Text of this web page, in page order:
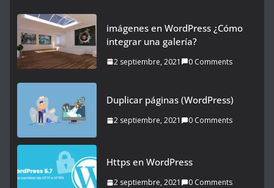
imágenes en WordPress ¿Cómo
integrar una galería?
2 septiembre, 2021 0 Comments
Duplicar páginas (WordPress)
2 septiembre, 2021 0 Comments
Https en WordPress
2 septiembre, 2021 0 Comments